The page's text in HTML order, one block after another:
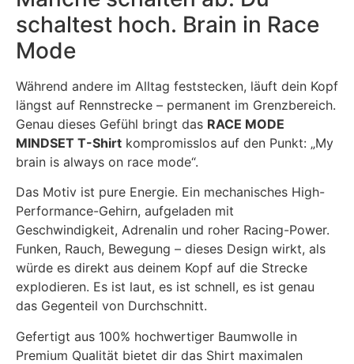
schaltest hoch. Brain in Race
Mode
Während andere im Alltag feststecken, läuft dein Kopf
längst auf Rennstrecke – permanent im Grenzbereich.
Genau dieses Gefühl bringt das RACE MODE
MINDSET T-Shirt kompromisslos auf den Punkt: „My
brain is always on race mode“.
Das Motiv ist pure Energie. Ein mechanisches High-
Performance-Gehirn, aufgeladen mit
Geschwindigkeit, Adrenalin und roher Racing-Power.
Funken, Rauch, Bewegung – dieses Design wirkt, als
würde es direkt aus deinem Kopf auf die Strecke
explodieren. Es ist laut, es ist schnell, es ist genau
das Gegenteil von Durchschnitt.
Gefertigt aus 100% hochwertiger Baumwolle in
Premium Qualität bietet dir das Shirt maximalen